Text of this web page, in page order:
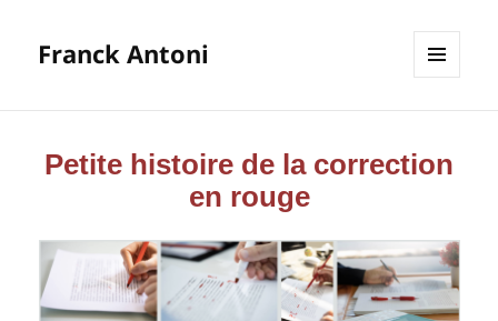
Franck Antoni
ET
Petite histoire de la correction
en rouge